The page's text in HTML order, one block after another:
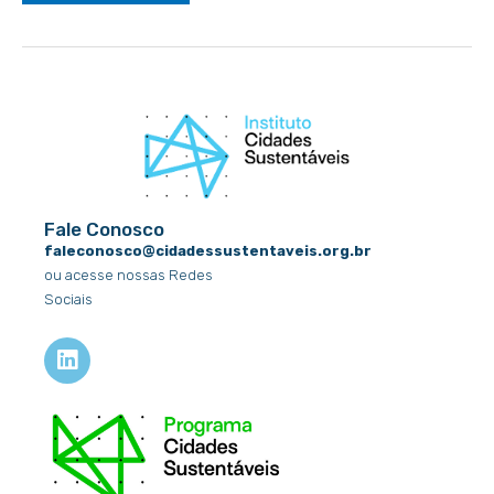
Fale Conosco
faleconosco@cidadessustentaveis.org.br
ou acesse nossas Redes
Sociais
L
i
k
e
d